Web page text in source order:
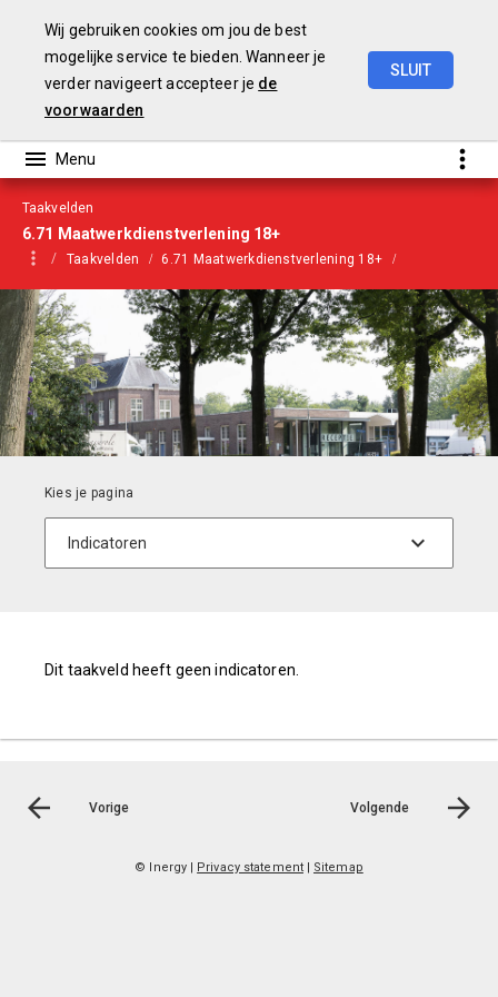
Taakvelden
6.71 Maatwerkdienstverlening 18+
Taakvelden
6.71 Maatwerkdienstverlening 18+
Indicatoren
Dit taakveld heeft geen indicatoren.
Vorige Volgende
© Inergy | Privacy statement| Sitemap
Wij gebruiken cookies om jou de best
mogelijke service te bieden. Wanneer je
verder navigeert accepteer je de
voorwaarden
SLUIT